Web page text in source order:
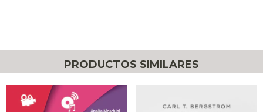
PRODUCTOS SIMILARES